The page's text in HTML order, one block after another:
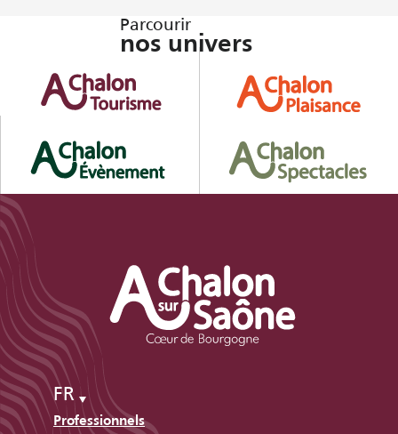
Parcourir
nos univers
FR
Professionnels